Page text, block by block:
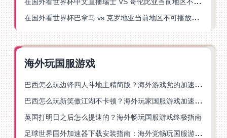
在国外看世界杯巴拿马 vs 克罗地亚当前地区不可播放？这篇指南帮你轻松解决海外体育直播难题
海外玩国服游戏
巴西怎么玩边锋四人斗地主精简版？海外游戏党的加速器终极选择
巴西怎么玩新笑傲江湖不卡顿？海外玩家国服游戏加速终极指南（附猫和老鼠一梦江湖实测）
英国打明日之后怎么提速的？海外畅玩国服游戏终极指南
足球世界国外加速器下载安装指南：海外党畅玩国服游戏的终极解决方案